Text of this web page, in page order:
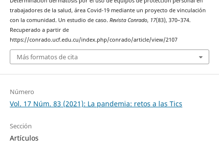
trabajadores de la salud, área Covid-19 mediante un proyecto de vinculación
con la comunidad. Un estudio de caso. Revista Conrado, 17(83), 370–374.
Recuperado a partir de
https://conrado.ucf.edu.cu/index.php/conrado/article/view/2107
Más formatos de cita
Número
Vol. 17 Núm. 83 (2021): La pandemia: retos a las Tics
Sección
Artículos